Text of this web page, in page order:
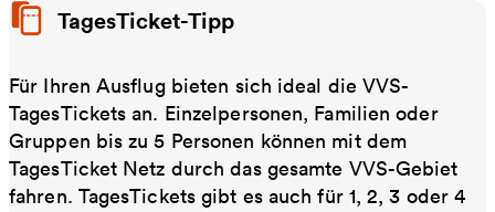
TagesTicket-Tipp
Für Ihren Ausflug bieten sich ideal die VVS-
TagesTickets an. Einzelpersonen, Familien oder
Gruppen bis zu 5 Personen können mit dem
TagesTicket Netz durch das gesamte VVS-Gebiet
fahren. TagesTickets gibt es auch für 1, 2, 3 oder 4